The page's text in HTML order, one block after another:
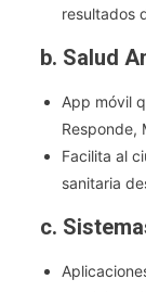
resultados
b. Salud
App móvil
Responde,
Facilita al
sanitaria
c.